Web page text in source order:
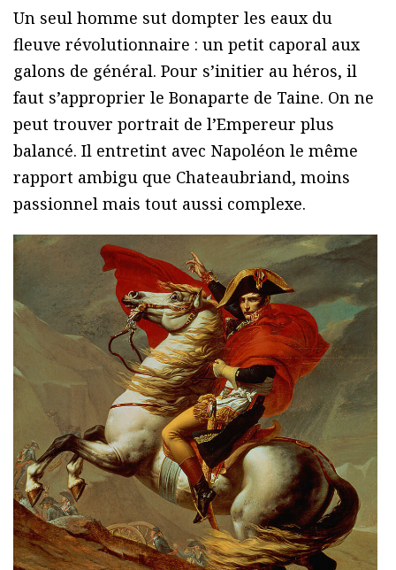
Un seul homme sut dompter les eaux du
fleuve révolutionnaire : un petit caporal aux
galons de général. Pour s’initier au héros, il
faut s’approprier le Bonaparte de Taine. On ne
peut trouver portrait de l’Empereur plus
balancé. Il entretint avec Napoléon le même
rapport ambigu que Chateaubriand, moins
passionnel mais tout aussi complexe.